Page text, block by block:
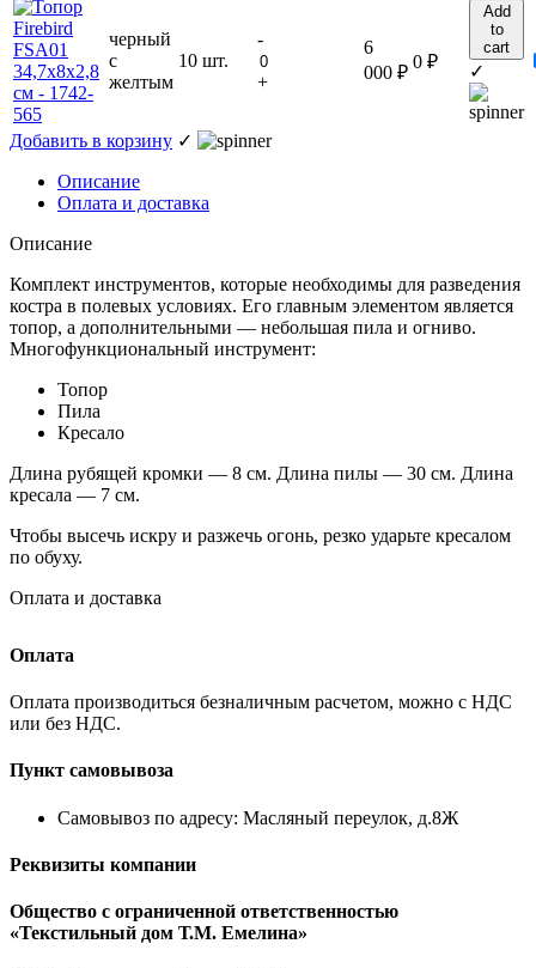
черный
с
желтым
10 шт.
-
+
6
000 ₽
0 ₽
Add
to
cart
✓
Добавить в корзину ✓
Описание
Оплата и доставка
Описание
Комплект инструментов, которые необходимы для разведения
костра в полевых условиях. Его главным элементом является
топор, а дополнительными — небольшая пила и огниво.
Многофункциональный инструмент:
Топор
Пила
Кресало
Длина рубящей кромки — 8 см. Длина пилы — 30 см. Длина
кресала — 7 см.
Чтобы высечь искру и разжечь огонь, резко ударьте кресалом
по обуху.
Оплата и доставка
Оплата
Оплата производиться безналичным расчетом, можно с НДС
или без НДС.
Пункт самовывоза
Самовывоз по адресу: Масляный переулок, д.8Ж
Реквизиты компании
Общество с ограниченной ответственностью
«Текстильный дом Т.М. Емелина»